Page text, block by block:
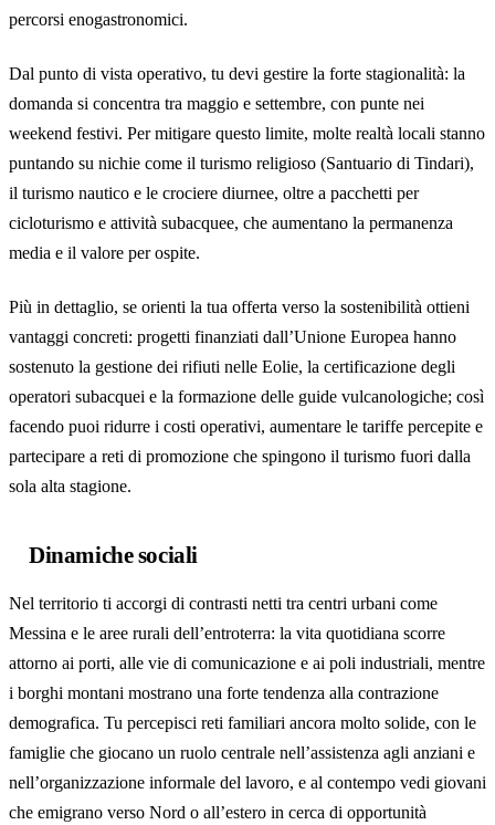
percorsi enogastronomici.
Dal punto di vista operativo, tu devi gestire la forte stagionalità: la
domanda si concentra tra maggio e settembre, con punte nei
weekend festivi. Per mitigare questo limite, molte realtà locali stanno
puntando su nichie come il turismo religioso (Santuario di Tindari),
il turismo nautico e le crociere diurnee, oltre a pacchetti per
cicloturismo e attività subacquee, che aumentano la permanenza
media e il valore per ospite.
Più in dettaglio, se orienti la tua offerta verso la sostenibilità ottieni
vantaggi concreti: progetti finanziati dall’Unione Europea hanno
sostenuto la gestione dei rifiuti nelle Eolie, la certificazione degli
operatori subacquei e la formazione delle guide vulcanologiche; così
facendo puoi ridurre i costi operativi, aumentare le tariffe percepite e
partecipare a reti di promozione che spingono il turismo fuori dalla
sola alta stagione.
Dinamiche sociali
Nel territorio ti accorgi di contrasti netti tra centri urbani come
Messina e le aree rurali dell’entroterra: la vita quotidiana scorre
attorno ai porti, alle vie di comunicazione e ai poli industriali, mentre
i borghi montani mostrano una forte tendenza alla contrazione
demografica. Tu percepisci reti familiari ancora molto solide, con le
famiglie che giocano un ruolo centrale nell’assistenza agli anziani e
nell’organizzazione informale del lavoro, e al contempo vedi giovani
che emigrano verso Nord o all’estero in cerca di opportunità